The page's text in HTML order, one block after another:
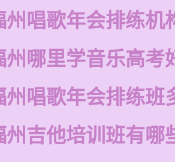
州唱歌年会排练机
州哪里学音乐高考
州唱歌年会排练班
州吉他培训班有哪